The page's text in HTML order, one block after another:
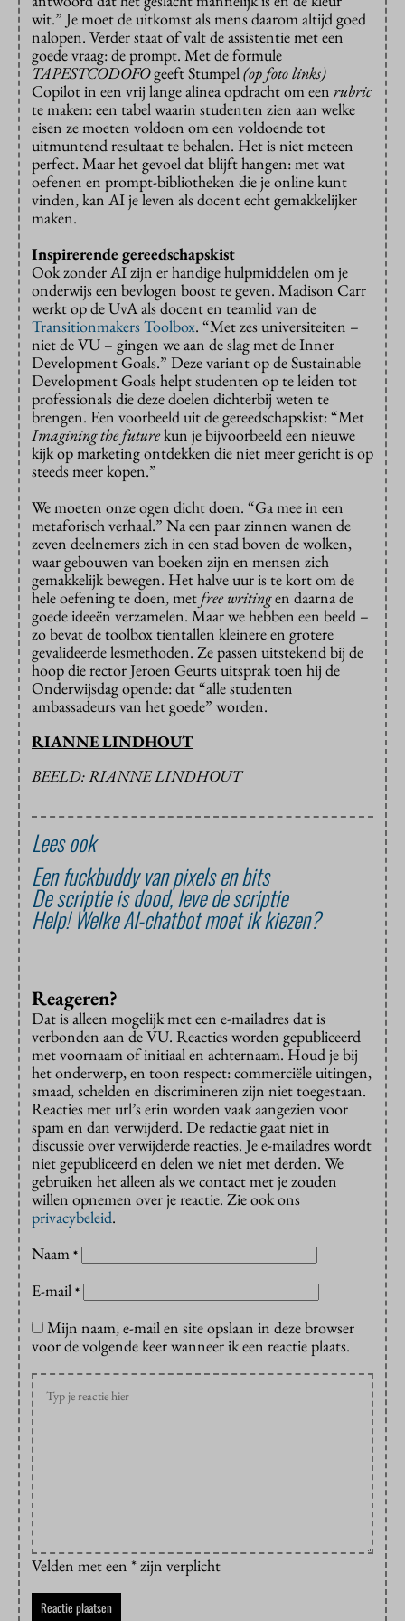
wit.” Je moet de uitkomst als mens daarom altijd goed
nalopen. Verder staat of valt de assistentie met een
goede vraag: de prompt. Met de formule
TAPESTCODOFOgeeft Stumpel(op foto links)
Copilot in een vrij lange alinea opdracht om een rubric
te maken: een tabel waarin studenten zien aan welke
eisen ze moeten voldoen om een voldoende tot
uitmuntend resultaat te behalen. Het is niet meteen
perfect. Maar het gevoel dat blijft hangen: met wat
oefenen en prompt-bibliotheken die je online kunt
vinden, kan AI je leven als docent echt gemakkelijker
maken.
Inspirerende gereedschapskist
Ook zonder AI zijn er handige hulpmiddelen om je
onderwijs een bevlogen boost te geven. Madison Carr
werkt op de UvA als docent en teamlid van de
Transitionmakers Toolbox. “Met zes universiteiten –
niet de VU – gingen we aan de slag met de Inner
Development Goals.” Deze variant op de Sustainable
Development Goals helpt studenten op te leiden tot
professionals die deze doelen dichterbij weten te
brengen. Een voorbeeld uit de gereedschapskist: “Met
Imagining the futurekun je bijvoorbeeld een nieuwe
kijk op marketing ontdekken die niet meer gericht is op
steeds meer kopen.”
We moeten onze ogen dicht doen. “Ga mee in een
metaforisch verhaal.” Na een paar zinnen wanen de
zeven deelnemers zich in een stad boven de wolken,
waar gebouwen van boeken zijn en mensen zich
gemakkelijk bewegen. Het halve uur is te kort om de
hele oefening te doen, met free writingen daarna de
goede ideeën verzamelen. Maar we hebben een beeld –
zo bevat de toolbox tientallen kleinere en grotere
gevalideerde lesmethoden. Ze passen uitstekend bij de
hoop die rector Jeroen Geurts uitsprak toen hij de
Onderwijsdag opende: dat “alle studenten
ambassadeurs van het goede” worden.
RIANNE LINDHOUT
BEELD: RIANNE LINDHOUT
Lees ook
Een fuckbuddy van pixels en bits
De scriptie is dood, leve de scriptie
Help! Welke AI-chatbot moet ik kiezen?
Reageren?
Dat is alleen mogelijk met een e-mailadres dat is
verbonden aan de VU. Reacties worden gepubliceerd
met voornaam of initiaal en achternaam. Houd je bij
het onderwerp, en toon respect: commerciële uitingen,
smaad, schelden en discrimineren zijn niet toegestaan.
Reacties met url’s erin worden vaak aangezien voor
spam en dan verwijderd. De redactie gaat niet in
discussie over verwijderde reacties. Je e-mailadres wordt
niet gepubliceerd en delen we niet met derden. We
gebruiken het alleen als we contact met je zouden
willen opnemen over je reactie. Zie ook ons
privacybeleid.
Naam *
E-mail *
Mijn naam, e-mail en site opslaan in deze browser
voor de volgende keer wanneer ik een reactie plaats.
Velden met een * zijn verplicht